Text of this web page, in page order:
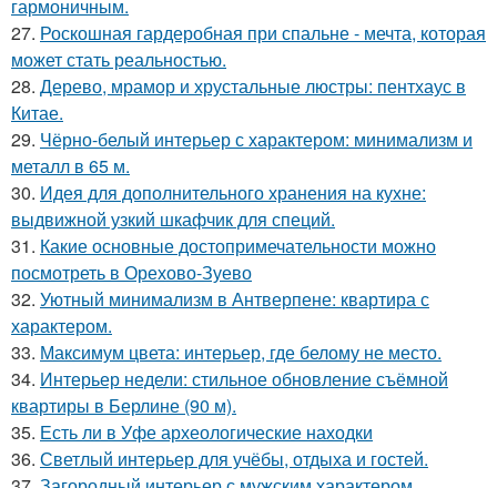
гармоничным.
27. Роскошная гардеробная при спальне - мечта, которая
может стать реальностью.
28. Дерево, мрамор и хрустальные люстры: пентхаус в
Китае.
29. Чёрно-белый интерьер с характером: минимализм и
металл в 65 м.
30. Идея для дополнительного хранения на кухне:
выдвижной узкий шкафчик для специй.
31. Какие основные достопримечательности можно
посмотреть в Орехово-Зуево
32. Уютный минимализм в Антверпене: квартира с
характером.
33. Максимум цвета: интерьер, где белому не место.
34. Интерьер недели: стильное обновление съёмной
квартиры в Берлине (90 м).
35. Есть ли в Уфе археологические находки
36. Светлый интерьер для учёбы, отдыха и гостей.